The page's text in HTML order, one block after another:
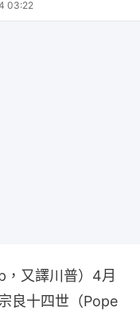
03:22
又譯川普）4月
良十四世（Pope